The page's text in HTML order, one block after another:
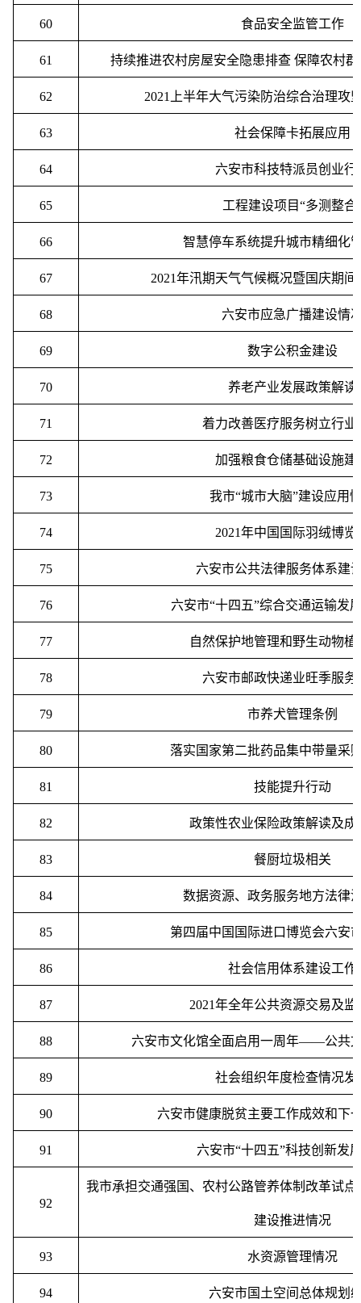
60 食品安全监管工作
61 持续推进农村房屋安全隐患排查 保障农村
62 2021 上半年大气污染防治综合治理攻
63 社会保障卡拓展应用
64 六安市科技特派员创业行
65 工程建设项目“多测整合
66 智慧停车系统提升城市精细化
67 2021年汛期天气气候概况暨国庆期间
68 六安市应急广播建设情
69 数字公积金建设
70 养老产业发展政策解读
71 着力改善医疗服务树立行业
72 加强粮食仓储基础设施建
73 我市“城市大脑”建设应用
74 2021年中国国际羽绒博览
75 六安市公共法律服务体系建
76 六安市“十四五”综合交通运输发
77 自然保护地管理和野生动物植
78 六安市邮政快递业旺季服务
79 市养犬管理条例
80 落实国家第二批药品集中带量采
81 技能提升行动
82 政策性农业保险政策解读及成
83 餐厨垃圾相关
84 数据资源、政务服务地方法律
85 第四届中国国际进口博览会六安
86 社会信用体系建设工作
87 2021年全年公共资源交易及监
88 六安市文化馆全面启用一周年——公共
89 社会组织年度检查情况发
90 六安市健康脱贫主要工作成效和下
91 六安市“十四五”科技创新发
92
我市承担交通强国、农村公路管养体制改革试
建设推进情况
93 水资源管理情况
94 六安市国土空间总体规划